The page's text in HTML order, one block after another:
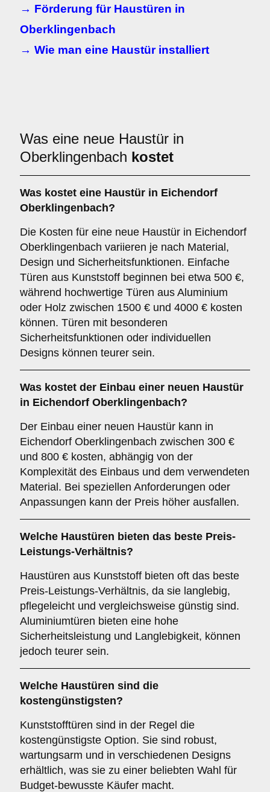
→ Förderung für Haustüren in
Oberklingenbach
→ Wie man eine Haustür installiert
Was eine neue Haustür in
Oberklingenbach kostet
Was kostet eine Haustür in Eichendorf
Oberklingenbach?
Die Kosten für eine neue Haustür in Eichendorf
Oberklingenbach variieren je nach Material,
Design und Sicherheitsfunktionen. Einfache
Türen aus Kunststoff beginnen bei etwa 500 €,
während hochwertige Türen aus Aluminium
oder Holz zwischen 1500 € und 4000 € kosten
können. Türen mit besonderen
Sicherheitsfunktionen oder individuellen
Designs können teurer sein.
Was kostet der Einbau einer neuen Haustür
in Eichendorf Oberklingenbach?
Der Einbau einer neuen Haustür kann in
Eichendorf Oberklingenbach zwischen 300 €
und 800 € kosten, abhängig von der
Komplexität des Einbaus und dem verwendeten
Material. Bei speziellen Anforderungen oder
Anpassungen kann der Preis höher ausfallen.
Welche Haustüren bieten das beste Preis-
Leistungs-Verhältnis?
Haustüren aus Kunststoff bieten oft das beste
Preis-Leistungs-Verhältnis, da sie langlebig,
pflegeleicht und vergleichsweise günstig sind.
Aluminiumtüren bieten eine hohe
Sicherheitsleistung und Langlebigkeit, können
jedoch teurer sein.
Welche Haustüren sind die
kostengünstigsten?
Kunststofftüren sind in der Regel die
kostengünstigste Option. Sie sind robust,
wartungsarm und in verschiedenen Designs
erhältlich, was sie zu einer beliebten Wahl für
Budget-bewusste Käufer macht.